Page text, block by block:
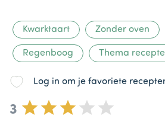
Kwarktaart Zonder oven
Regenboog Thema
Log in om je favoriete
3